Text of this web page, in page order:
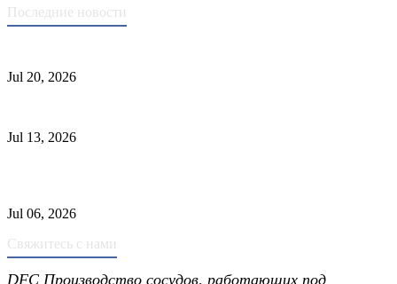
Последние новости
Jul 20, 2026
Jul 13, 2026
Jul 06, 2026
Свяжитесь с нами
DFC Производство сосудов, работающих под